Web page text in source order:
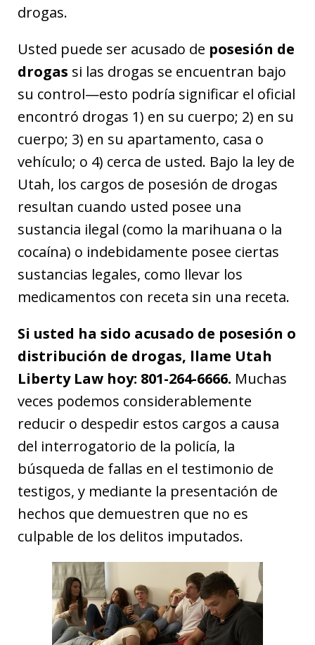
drogas.
Usted puede ser acusado de posesión de
drogas si las drogas se encuentran bajo
su control—esto podría significar el oficial
encontró drogas 1) en su cuerpo; 2) en su
cuerpo; 3) en su apartamento, casa o
vehículo; o 4) cerca de usted. Bajo la ley de
Utah, los cargos de posesión de drogas
resultan cuando usted posee una
sustancia ilegal (como la marihuana o la
cocaína) o indebidamente posee ciertas
sustancias legales, como llevar los
medicamentos con receta sin una receta.
Si usted ha sido acusado de posesión o
distribución de drogas, llame Utah
Liberty Law hoy: 801-264-6666. Muchas
veces podemos considerablemente
reducir o despedir estos cargos a causa
del interrogatorio de la policía, la
búsqueda de fallas en el testimonio de
testigos, y mediante la presentación de
hechos que demuestren que no es
culpable de los delitos imputados.